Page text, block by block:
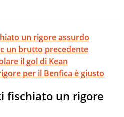
un rigore assurdo
un brutto precedente
il gol di Kean
per il Benfica è giusto
fischiato un rigore